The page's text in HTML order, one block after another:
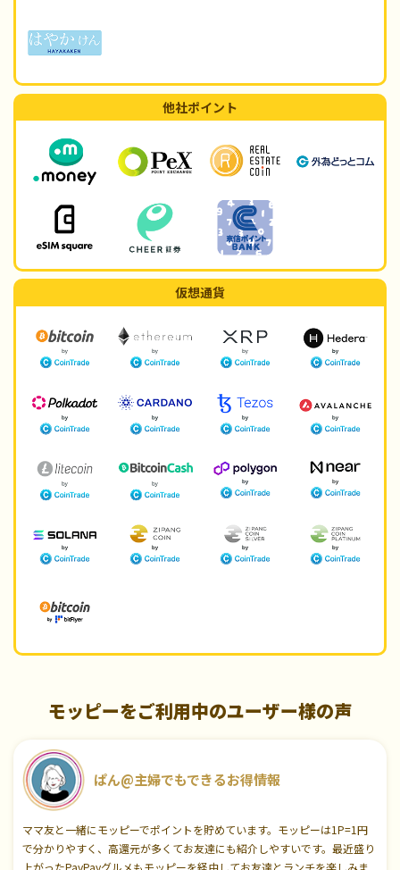
他社ポイント
仮想通貨
モッピーをご利用中のユーザー様の声
ぱん@主婦でもできるお得情報
ママ友と一緒にモッピーでポイントを貯めています。モッピーは1P=1円
で分かりやすく、高還元が多くてお友達にも紹介しやすいです。最近盛り